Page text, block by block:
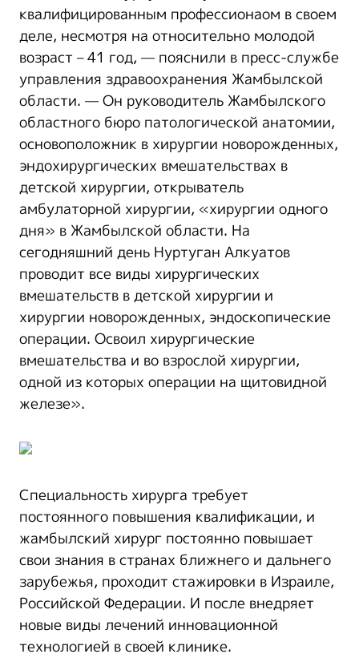
квалифицированным профессионаом в своем
деле, несмотря на относительно молодой
возраст – 41 год, — пояснили в пресс-службе
управления здравоохранения Жамбылской
области. — Он руководитель Жамбылского
областного бюро патологической анатомии,
основоположник в хирургии новорожденных,
эндохирургических вмешательствах в
детской хирургии, открыватель
амбулаторной хирургии, «хирургии одного
дня» в Жамбылской области. На
сегодняшний день Нуртуган Алкуатов
проводит все виды хирургических
вмешательств в детской хирургии и
хирургии новорожденных, эндоскопические
операции. Освоил хирургические
вмешательства и во взрослой хирургии,
одной из которых операции на щитовидной
железе».
Специальность хирурга требует
постоянного повышения квалификации, и
жамбылский хирург постоянно повышает
свои знания в странах ближнего и дальнего
зарубежья, проходит стажировки в Израиле,
Российской Федерации. И после внедряет
новые виды лечений инновационной
технологией в своей клинике.